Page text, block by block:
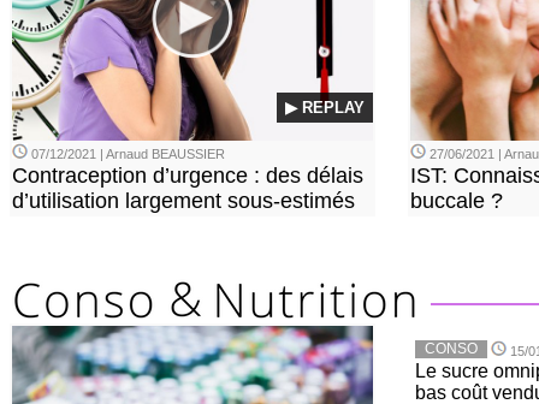
▶ REPLAY
07/12/2021 | Arnaud BEAUSSIER
Contraception d’urgence : des délais
d’utilisation largement sous-estimés
27/06/2021 |
IST:
buccale ?
CONSO 15/
Le sucre
bas coût